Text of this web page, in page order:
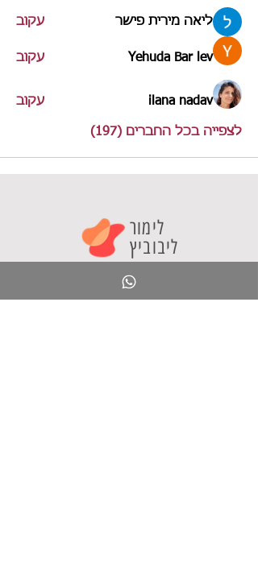
ליאה מירית פישר עקוב
Yehuda Bar lev עקוב
ilana nadav עקוב
לצפייה בכל החברים (197)
לימור
ליבוביץ
חינוך ליצירתיות
"חינוך ליצירתיות" הוא אתר בתחום הייעוץ החינוכי